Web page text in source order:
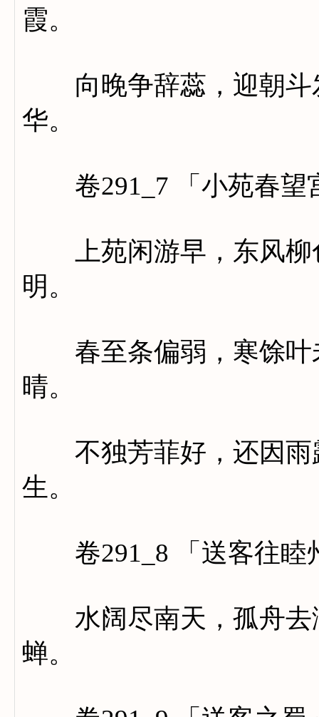
霞。
向晚争辞蕊，迎朝斗
华。
卷291_7 「小苑春望
上苑闲游早，东风柳
明。
春至条偏弱，寒馀叶
晴。
不独芳菲好，还因雨
生。
卷291_8 「送客往睦
水阔尽南天，孤舟去
蝉。